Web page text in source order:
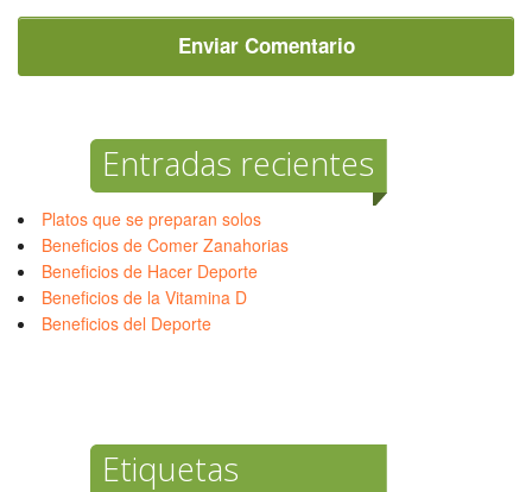
Entradas recientes
Platos que se preparan solos
Beneficios de Comer Zanahorias
Beneficios de Hacer Deporte
Beneficios de la Vitamina D
Beneficios del Deporte
Etiquetas